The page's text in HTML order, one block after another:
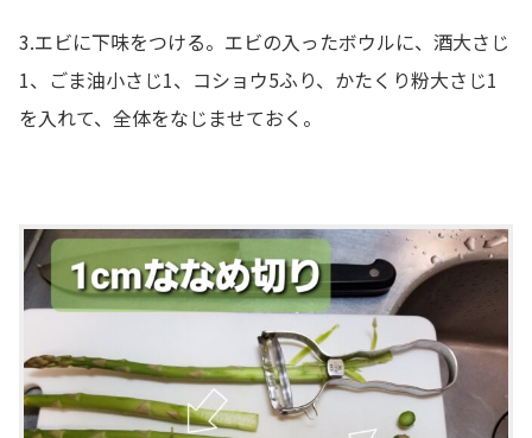
3.エビに下味をつける。エビの入ったボウルに、酒大さじ
1、ごま油小さじ1、コショウ5ふり、かたくり粉大さじ1
を入れて、全体をなじませておく。